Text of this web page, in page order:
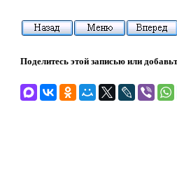
Поделитесь этой записью или